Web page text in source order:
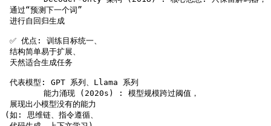
通过“预测下一个词”
进行自回归生成
✅ 优点: 训练目标统一、
结构简单易于扩展、
天然适合生成任务
代表模型: GPT 系列、Llama 系列
        能力涌现 (2020s) : 模型规模跨过阈值，
展现出小模型没有的能力
(如: 思维链、指令遵循、